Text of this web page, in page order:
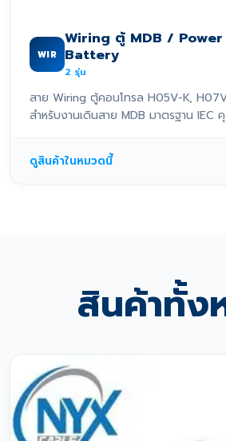
WIR
Wiring ตู้ MDB /
Battery
2 รุ่น
สาย Wiring ตู้คอนโทรล H05V-K,
สำหรับงานเดินสาย MDB มาตรฐาน IEC
ดูสินค้าในหมวดนี้
สินค้าทั้ง